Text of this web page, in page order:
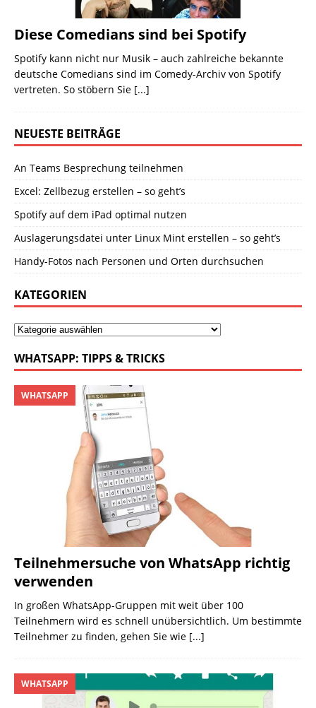
Diese Comedians sind bei Spotify
Spotify kann nicht nur Musik – auch zahlreiche bekannte
deutsche Comedians sind im Comedy-Archiv von Spotify
vertreten. So stöbern Sie [...]
NEUESTE BEITRÄGE
An Teams Besprechung teilnehmen
Excel: Zellbezug erstellen – so geht’s
Spotify auf dem iPad optimal nutzen
Auslagerungsdatei unter Linux Mint erstellen – so geht’s
Handy-Fotos nach Personen und Orten durchsuchen
KATEGORIEN
WHATSAPP: TIPPS & TRICKS
Teilnehmersuche von WhatsApp richtig
verwenden
WHATSAPP
In großen WhatsApp-Gruppen mit weit über 100
Teilnehmern wird es schnell unübersichtlich. Um bestimmte
Teilnehmer zu finden, gehen Sie wie [...]
WHATSAPP